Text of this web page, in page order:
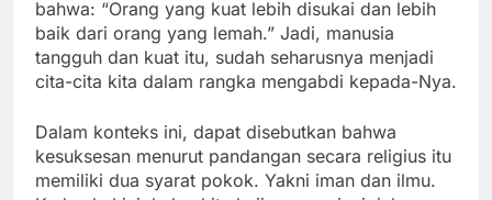
bahwa: “Orang yang kuat lebih disukai dan lebih
baik dari orang yang lemah.” Jadi, manusia
tangguh dan kuat itu, sudah seharusnya menjadi
cita-cita kita dalam rangka mengabdi kepada-Nya.
Dalam konteks ini, dapat disebutkan bahwa
kesuksesan menurut pandangan secara religius itu
memiliki dua syarat pokok. Yakni iman dan ilmu.